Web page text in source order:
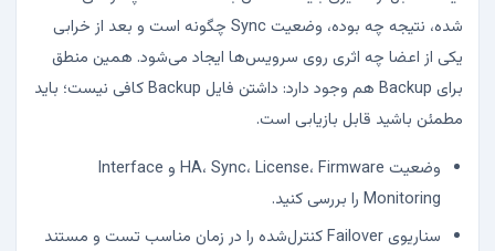
شده، نتیجه چه بوده، وضعیت Sync چگونه است و بعد از خرابی
یکی از اعضا چه اثری روی سرویس‌ها ایجاد می‌شود. همین منطق
برای Backup هم وجود دارد: داشتن فایل Backup کافی نیست؛ باید
مطمئن باشید قابل بازیابی است.
وضعیت HA، Sync، License، Firmware و Interface
Monitoring را بررسی کنید.
سناریوی Failover کنترل‌شده را در زمان مناسب تست و مستند